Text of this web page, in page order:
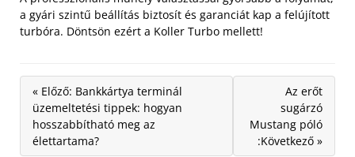
a gyári szintű beállítás biztosít és garanciát kap a felújított
turbóra. Döntsön ezért a Koller Turbo mellett!
« Előző: Bankkártya terminál
üzemeltetési tippek: hogyan
hosszabbítható meg az
élettartama?
Az erőt
sugárzó
Mustang póló
:Következő »